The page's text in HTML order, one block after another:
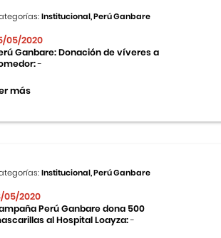
Institucional, Perú Ganbare
05/2020
Ganbare: Donación de víveres a
-
más
Institucional, Perú Ganbare
05/2020
Perú Ganbare dona 500
al Hospital Loayza:-